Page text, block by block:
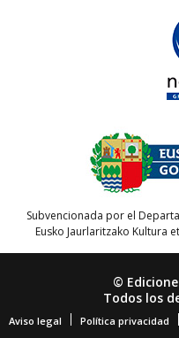
Subvencionada por el
Eusko Jaurlaritzako Kultura
©
Todos los
Aviso legal Política privacidad